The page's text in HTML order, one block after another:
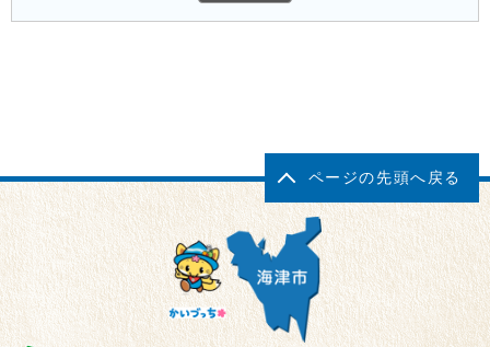
ページの先頭へ戻る